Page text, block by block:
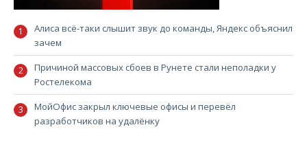
Алиса всё-таки слышит звук до команды, Яндекс объяснил
зачем
Причиной массовых сбоев в Рунете стали неполадки у
Ростелекома
МойОфис закрыл ключевые офисы и перевёл
разработчиков на удалёнку